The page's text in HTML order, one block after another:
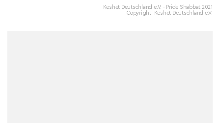
Keshet Deutschland e.V. - Pride Shabbat 2021
Copyright: Keshet Deutschland e.V.